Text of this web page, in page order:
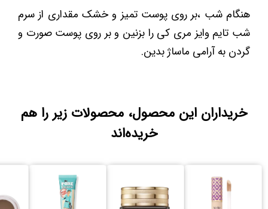
هنگام شب ،بر روی پوست تمیز و خشک مقداری از سرم
شب تایم وایز مری کی را بزنین و بر روی پوست صورت و
گردن به آرامی ماساژ بدین.
خریداران این محصول، محصولات زیر را هم
خریده‌اند